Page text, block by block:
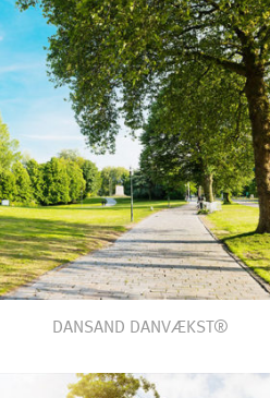
DANSAND DANVÆKST®